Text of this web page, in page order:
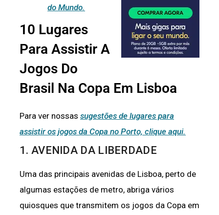
do Mundo.
10 Lugares
Para Assistir A
Jogos Do
Brasil Na Copa Em Lisboa
Para ver nossas sugestões de lugares para
assistir os jogos da Copa no Porto, clique aqui.
1. AVENIDA DA LIBERDADE
Uma das principais avenidas de Lisboa, perto de
algumas estações de metro, abriga vários
quiosques que transmitem os jogos da Copa em